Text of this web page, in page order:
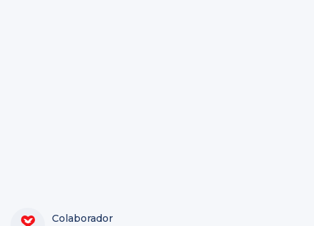
Colaborador